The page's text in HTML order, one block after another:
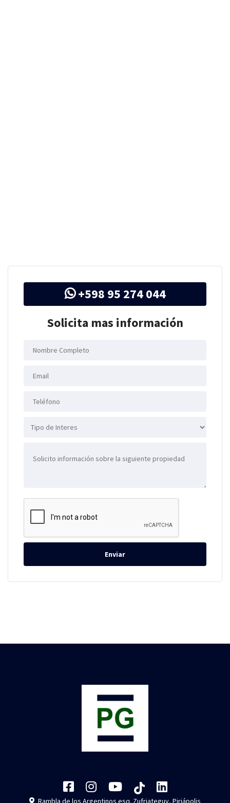
+598 95 274 044
Solicita mas información
Enviar
Rambla de los Argentinos esq. Zufriateguy, Piriápolis